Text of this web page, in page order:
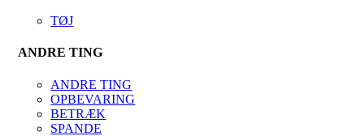
TØJ
ANDRE TING
ANDRE TING
OPBEVARING
BETRÆK
SPANDE